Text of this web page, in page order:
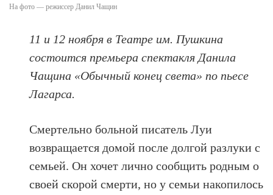
На фото — режиссер Данил Чащин
11 и 12 ноября в Театре им. Пушкина
состоится премьера спектакля Данила
Чащина «Обычный конец света» по пьесе
Лагарса.
Смертельно больной писатель Луи
возвращается домой после долгой разлуки с
семьей. Он хочет лично сообщить родным о
своей скорой смерти, но у семьи накопилось